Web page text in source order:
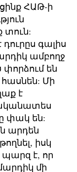
ՀԱԹ-ի
տուն:
գալիս
ամբողջ
են
Մի
է
փակ են:
արդեն
իսկ
պարզ է, որ
մի